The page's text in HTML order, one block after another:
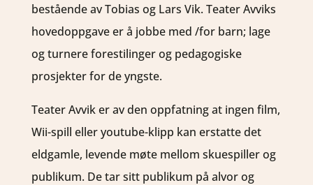
bestående av Tobias og Lars Vik. Teater Avviks
hovedoppgave er å jobbe med /for barn; lage
og turnere forestilinger og pedagogiske
prosjekter for de yngste.
Teater Avvik er av den oppfatning at ingen film,
Wii-spill eller youtube-klipp kan erstatte det
eldgamle, levende møte mellom skuespiller og
publikum. De tar sitt publikum på alvor og